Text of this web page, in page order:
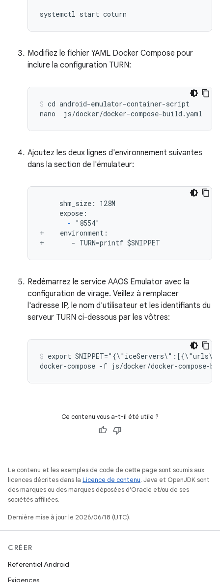
Modifiez le fichier YAML Docker Compose pour
inclure la configuration TURN:
cd android-emulator-container-script
Ajoutez les deux lignes d'environnement suivantes
dans la section de l'émulateur:
     shm_size: 128M
     expose:
-
"8554"
+    environment:
+       - TURN=printf $SNIPPET
Redémarrez le service AAOS Emulator avec la
configuration de virage. Veillez à remplacer
l'adresse IP, le nom d'utilisateur et les identifiants du
serveur TURN ci-dessous par les vôtres:
export
Ce contenu vous a-t-il été utile ?
Le contenu et les exemples de code de cette page sont soumis aux
licences décrites dans la Licence de contenu. Java et OpenJDK sont
des marques ou des marques déposées d'Oracle et/ou de ses
sociétés affiliées.
Dernière mise à jour le 2026/06/18 (UTC).
CRÉER
Référentiel Android